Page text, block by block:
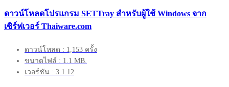
ดาวน์โหลดโปรแกรม SETTray สำหรับผู้ใช้ Windows จาก
เซิร์ฟเวอร์ Thaiware.com
ดาวน์โหลด : 1,153 ครั้ง
ขนาดไฟล์ : 1.1 MB.
เวอร์ชัน : 3.1.12